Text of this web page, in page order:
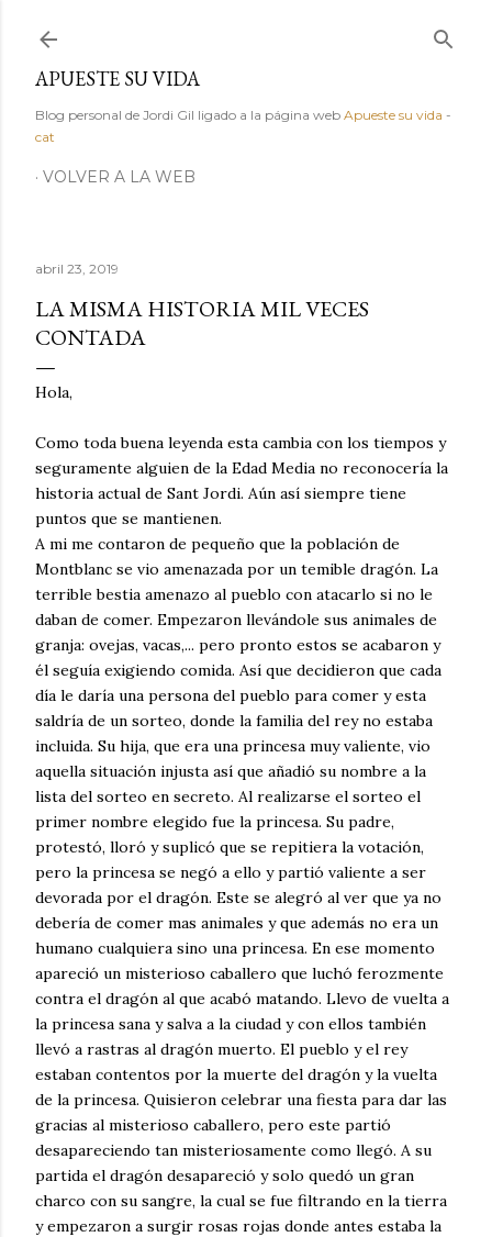
APUESTE SU VIDA
Blog personal de Jordi Gil ligado a la página web Apueste su vida -
cat
VOLVER A LA WEB
abril 23, 2019
LA MISMA HISTORIA MIL VECES
CONTADA
Hola,
Como toda buena leyenda esta cambia con los tiempos y
seguramente alguien de la Edad Media no reconocería la
historia actual de Sant Jordi. Aún así siempre tiene
puntos que se mantienen.
A mi me contaron de pequeño que la población de
Montblanc se vio amenazada por un temible dragón. La
terrible bestia amenazo al pueblo con atacarlo si no le
daban de comer. Empezaron llevándole sus animales de
granja: ovejas, vacas,... pero pronto estos se acabaron y
él seguía exigiendo comida. Así que decidieron que cada
día le daría una persona del pueblo para comer y esta
saldría de un sorteo, donde la familia del rey no estaba
incluida. Su hija, que era una princesa muy valiente, vio
aquella situación injusta así que añadió su nombre a la
lista del sorteo en secreto. Al realizarse el sorteo el
primer nombre elegido fue la princesa. Su padre,
protestó, lloró y suplicó que se repitiera la votación,
pero la princesa se negó a ello y partió valiente a ser
devorada por el dragón. Este se alegró al ver que ya no
debería de comer mas animales y que además no era un
humano cualquiera sino una princesa. En ese momento
apareció un misterioso caballero que luchó ferozmente
contra el dragón al que acabó matando. Llevo de vuelta a
la princesa sana y salva a la ciudad y con ellos también
llevó a rastras al dragón muerto. El pueblo y el rey
estaban contentos por la muerte del dragón y la vuelta
de la princesa. Quisieron celebrar una fiesta para dar las
gracias al misterioso caballero, pero este partió
desapareciendo tan misteriosamente como llegó. A su
partida el dragón desapareció y solo quedó un gran
charco con su sangre, la cual se fue filtrando en la tierra
y empezaron a surgir rosas rojas donde antes estaba la